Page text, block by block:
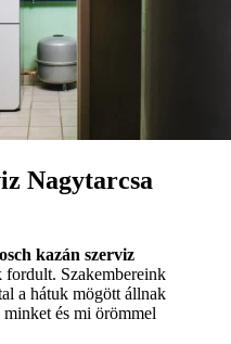
Nagytarcsa
kazán szerviz
fordult. Szakembereink
a hátuk mögött állnak
és mi örömmel